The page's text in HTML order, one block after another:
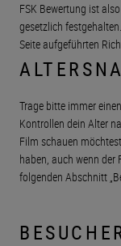
FSK Bewertung ist
gesetzlich
Seite aufgeführten
Trage bitte immer
Kontrollen dein Alter
Film schauen
haben, auch wenn der
folgenden Abschnitt